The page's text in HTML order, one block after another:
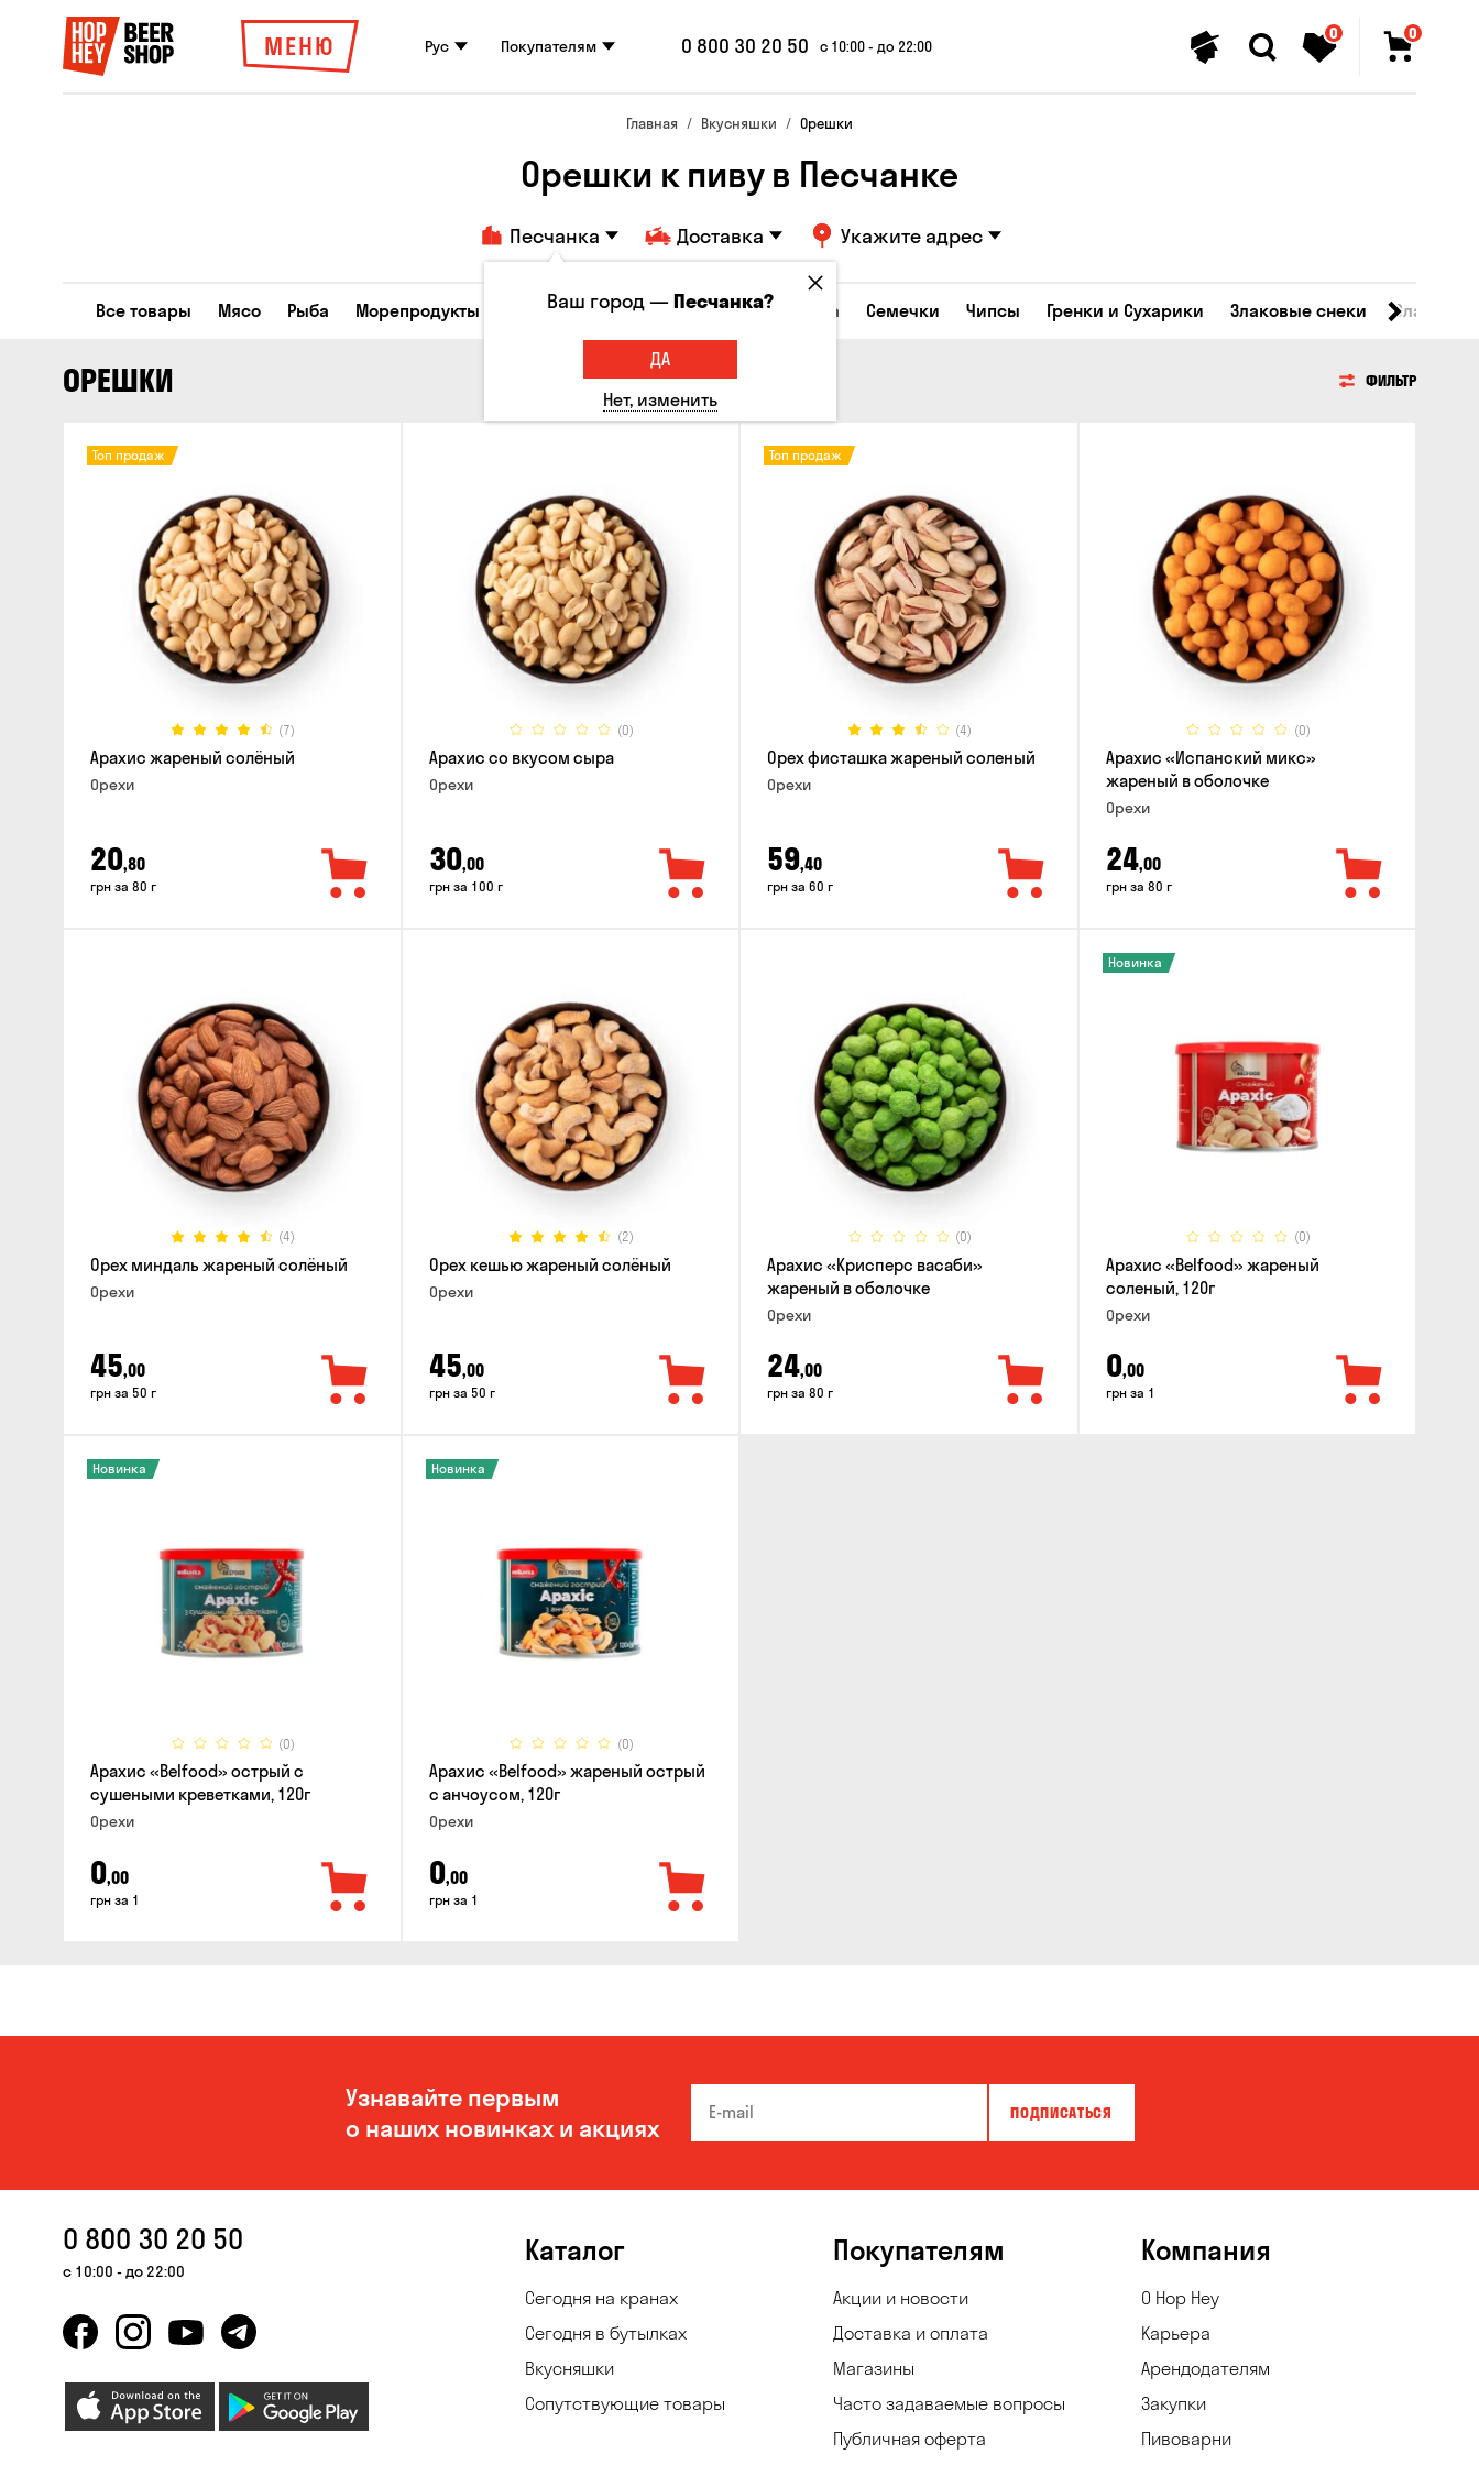
МЕНЮ Рус Покупателям 0 800 30 20 50 с 10:00 - до 22:00
0 0
Главная Вкусняшки Орешки
Орешки к пиву в Песчанке
Песчанка Доставка Укажите адрес
Все товары Мясо Рыба Морепродукты Сырные закуски Орешки Кукуруза Семечки Чипсы Гренки и Сухарики Злаковые снеки Сладости
ОРЕШКИ ФИЛЬТР
(7)
Топ продаж
Арахис жареный солёный
Орехи
20,80
грн за 80 г
(0)
Арахис со вкусом сыра
Орехи
30,00
грн за 100 г
(4)
Топ продаж
Орех фисташка жареный соленый
Орехи
59,40
грн за 60 г
(0)
Арахис «Испанский микс»
жареный в оболочке
Орехи
24,00
грн за 80 г
(4)
Орех миндаль жареный солёный
Орехи
45,00
грн за 50 г
(2)
Орех кешью жареный солёный
Орехи
45,00
грн за 50 г
(0)
Арахис «Крисперс васаби»
жареный в оболочке
Орехи
24,00
грн за 80 г
(0)
Новинка
Арахис «Belfood» жареный
соленый, 120г
Орехи
0,00
грн за 1
(0)
Новинка
Арахис «Belfood» острый с
сушеными креветками, 120г
Орехи
0,00
грн за 1
(0)
Новинка
Арахис «Belfood» жареный острый
с анчоусом, 120г
Орехи
0,00
грн за 1
Узнавайте первым
о наших новинках и акциях
ПОДПИСАТЬСЯ
0 800 30 20 50
с 10:00 - до 22:00
Каталог
Сегодня на кранах
Сегодня в бутылках
Вкусняшки
Сопутствующие товары
Покупателям
Акции и новости
Доставка и оплата
Магазины
Часто задаваемые вопросы
Публичная оферта
Компания
О Hop Hey
Карьера
Арендодателям
Закупки
Пивоварни
Ваш город —Песчанка?
ДА
Нет, изменить